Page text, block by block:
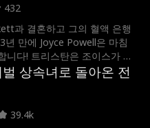
432
과 결혼하고 그의 혈액 은행
년 만에 Joyce Powell은 마침
니다! 트리스탄은 조이스가 단
와 결혼한 헛된 소녀라고 생각
그녀가 비밀 억만장자 상속녀
의 알지 못했습니다! 트리스탄
음을 되찾을 수 있을까요? 아
상속녀로 돌아온 전
39.4k